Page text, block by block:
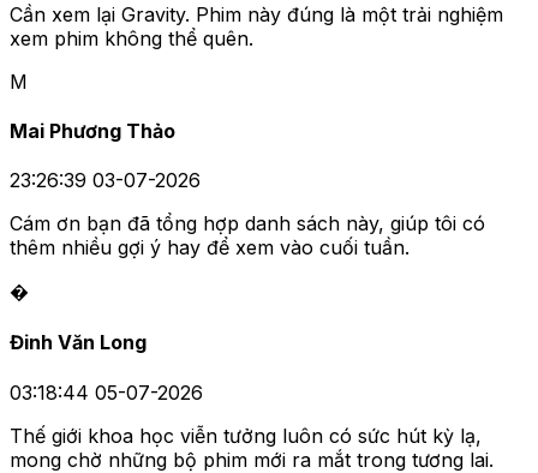
Cần xem lại Gravity. Phim này đúng là một trải nghiệm
xem phim không thể quên.
M
Mai Phương Thảo
23:26:39 03-07-2026
Cám ơn bạn đã tổng hợp danh sách này, giúp tôi có
thêm nhiều gợi ý hay để xem vào cuối tuần.
�
Đinh Văn Long
03:18:44 05-07-2026
Thế giới khoa học viễn tưởng luôn có sức hút kỳ lạ,
mong chờ những bộ phim mới ra mắt trong tương lai.